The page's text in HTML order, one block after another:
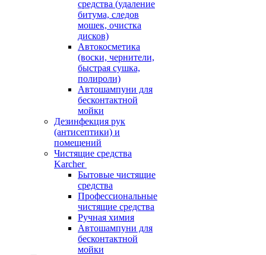
средства (удаление
битума, следов
мошек, очистка
дисков)
Автокосметика
(воски, чернители,
быстрая сушка,
полироли)
Автошампуни для
бесконтактной
мойки
Дезинфекция рук
(антисептики) и
помещений
Чистящие средства
Karcher
Бытовые чистящие
средства
Профессиональные
чистящие средства
Ручная химия
Автошампуни для
бесконтактной
мойки